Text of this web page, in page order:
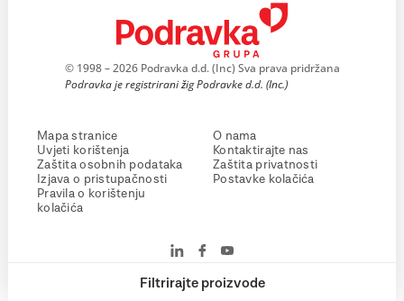
Filtrirajte proizvode
© 1998 – 2026 Podravka d.d. (Inc) Sva prava pridržana
Podravka je registrirani žig Podravke d.d. (Inc.)
Mapa stranice
Uvjeti korištenja
Zaštita osobnih podataka
Izjava o pristupačnosti
Pravila o korištenju
kolačića
O nama
Kontaktirajte nas
Zaštita privatnosti
Postavke kolačića